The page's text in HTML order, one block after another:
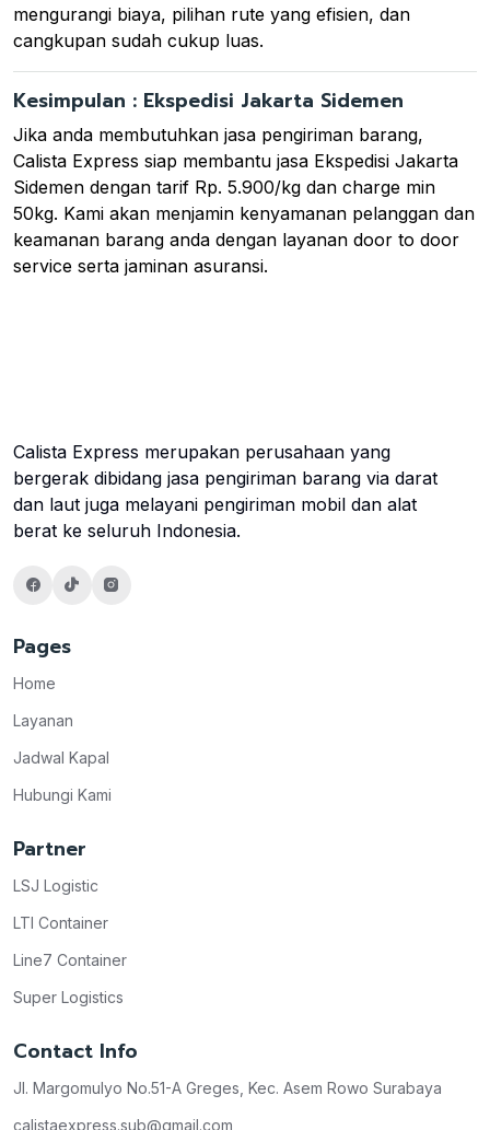
mengurangi biaya, pilihan rute yang efisien, dan
cangkupan sudah cukup luas.
Kesimpulan : Ekspedisi Jakarta Sidemen
Jika anda membutuhkan jasa pengiriman barang,
Calista Express siap membantu jasa Ekspedisi Jakarta
Sidemen dengan tarif Rp. 5.900/kg dan charge min
50kg. Kami akan menjamin kenyamanan pelanggan dan
keamanan barang anda dengan layanan door to door
service serta jaminan asuransi.
Calista Express merupakan perusahaan yang
bergerak dibidang jasa pengiriman barang via darat
dan laut juga melayani pengiriman mobil dan alat
berat ke seluruh Indonesia.
Pages
Home
Layanan
Jadwal Kapal
Hubungi Kami
Partner
LSJ Logistic
LTI Container
Line7 Container
Super Logistics
Contact Info
Jl. Margomulyo No.51-A Greges, Kec. Asem Rowo Surabaya
calistaexpress.sub@gmail.com